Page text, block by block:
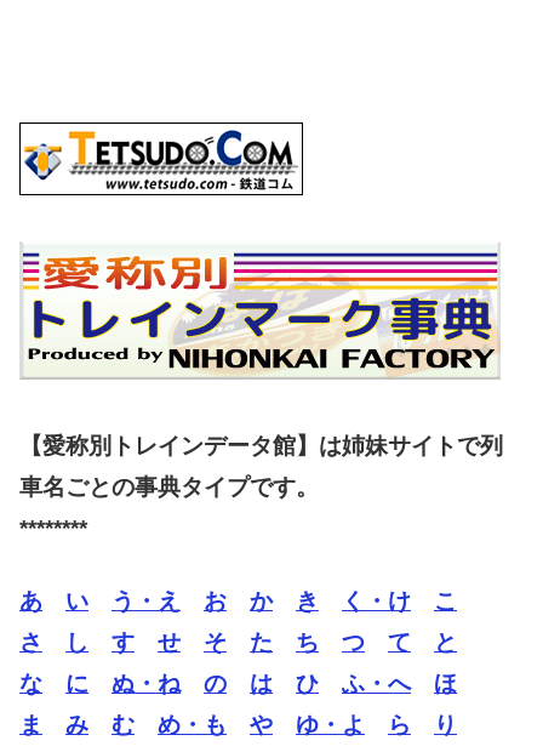
【愛称別トレインデータ館】は姉妹サイトで列
車名ごとの事典タイプです。
********
あ い う・え お か き く・け
こ
さ
し す せ そ た ち つ て
と
な
に ぬ・ね の は ひ ふ・へ
ほ
ま
み む め・も や ゆ・よ ら
り